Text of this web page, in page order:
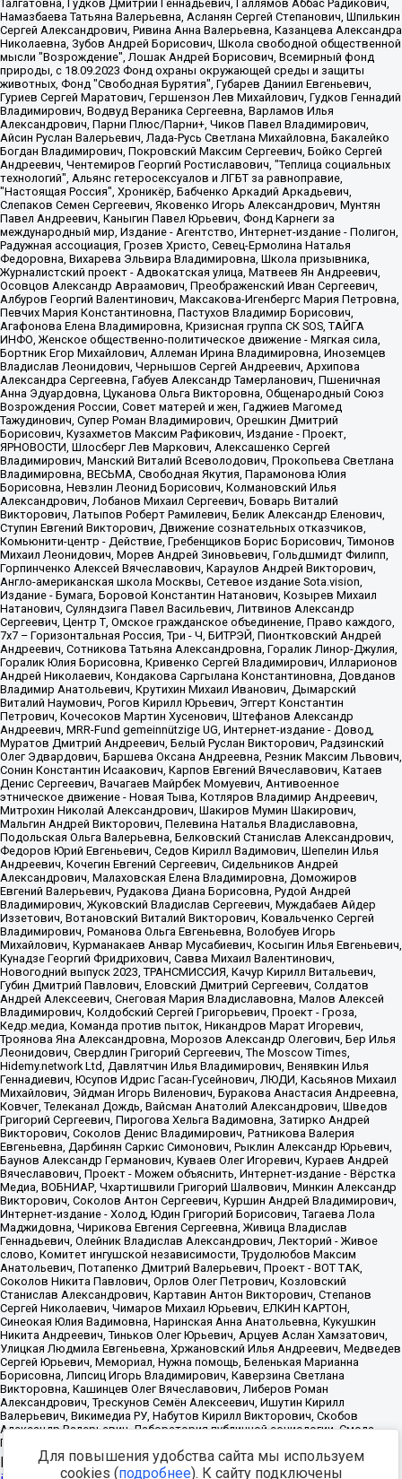
Источник:https://minjust.gov.ru/uploaded/files/reestr-
Для повышения удобства сайта мы используем
cookies (подробнее). К сайту подключены